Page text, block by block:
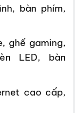
bàn phím,
ghế gaming,
LED, bàn
cao cấp,